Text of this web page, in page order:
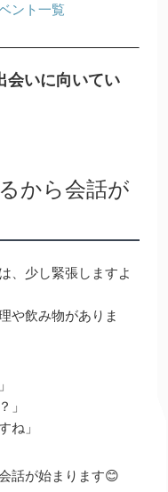
ント一覧
会いに向いてい
から会話が
、少し緊張しますよ
や飲み物がありま
」
ね」
話が始まります😊